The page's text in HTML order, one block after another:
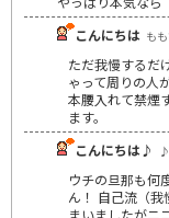
こんにちは も
ただ我慢するだ
ゃって周りの人
本腰入れて禁煙
ます。
こんにちは♪
ウチの旦那も何
ん！ 自己流（
まいましたがニ